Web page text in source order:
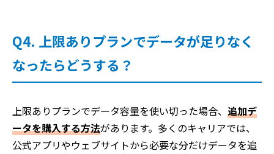
Q4. 上限ありプランでデータが足りなく
なったらどうする？
上限ありプランでデータ容量を使い切った場合、 追加デ
ータを購入する方法があります。多くのキャリアでは、
公式アプリやウェブサイトから必要な分だけデータを追